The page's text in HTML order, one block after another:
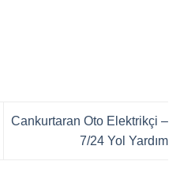
Cankurtaran Oto Elektrikçi –
7/24 Yol Yardım